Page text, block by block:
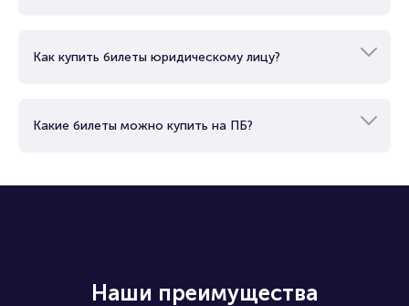
Как купить билеты юридическому лицу?
Какие билеты можно купить на ПБ?
Наши преимущества